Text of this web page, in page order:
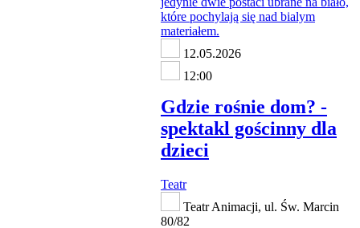
12.05.2026
12:00
Gdzie rośnie dom? -
spektakl gościnny dla
dzieci
Teatr
Teatr Animacji, ul. Św. Marcin
80/82